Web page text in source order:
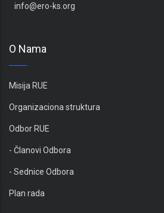
info@ero-ks.org
O Nama
Misija RUE
Organizaciona struktura
Odbor RUE
- Članovi Odbora
- Sednice Odbora
Plan rada